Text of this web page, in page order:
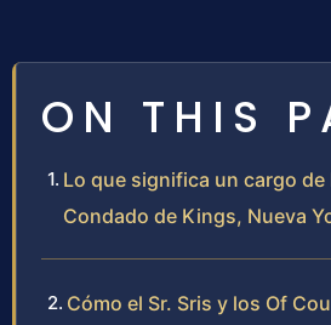
ON THIS
Lo que significa un cargo de
Condado de Kings, Nueva
Cómo el Sr. Sris y los Of